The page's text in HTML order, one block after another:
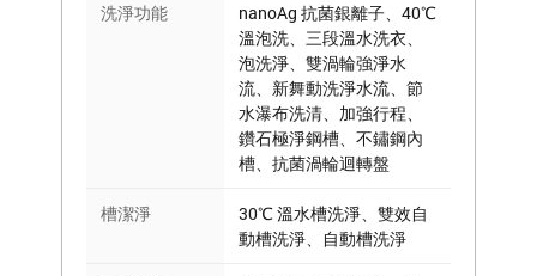
洗淨功能
nanoAg 抗菌銀離子、40℃
溫泡洗、三段溫水洗衣、
泡洗淨、雙渦輪強淨水
流、新舞動洗淨水流、節
水瀑布洗清、加強行程、
鑽石極淨鋼槽、不鏽鋼內
槽、抗菌渦輪迴轉盤
槽潔淨
30℃ 溫水槽洗淨、雙效自
動槽洗淨、自動槽洗淨